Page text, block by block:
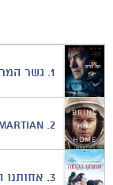
1. גשר
2.
3. אחותנו